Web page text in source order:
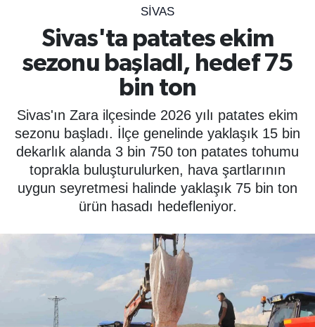
SIVAS
Sivas'ta patates ekim
sezonu başladI, hedef 75
bin ton
Sivas'ın Zara ilçesinde 2026 yılı patates ekim
sezonu başladı. İlçe genelinde yaklaşık 15 bin
dekarlık alanda 3 bin 750 ton patates tohumu
toprakla buluşturulurken, hava şartlarının
uygun seyretmesi halinde yaklaşık 75 bin ton
ürün hasadı hedefleniyor.
SPOR
ÇEVRE
BİLİM - TEKNOLOJİ
KADIN
KÜLTÜR SANAT
MAGAZİN